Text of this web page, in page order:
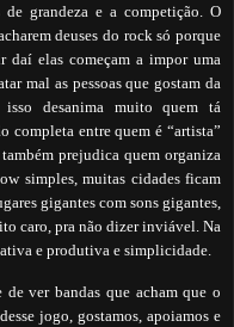
grandeza e a competição. O
deuses do rock só porque
daí elas começam a impor uma
mal as pessoas que gostam da
desanima muito quem tá
completa entre quem é “artista”
prejudica quem organiza
simples, muitas cidades ficam
gigantes com sons gigantes,
caro, pra não dizer inviável. Na
e produtiva e simplicidade.
ver bandas que acham que o
jogo, gostamos, apoiamos e